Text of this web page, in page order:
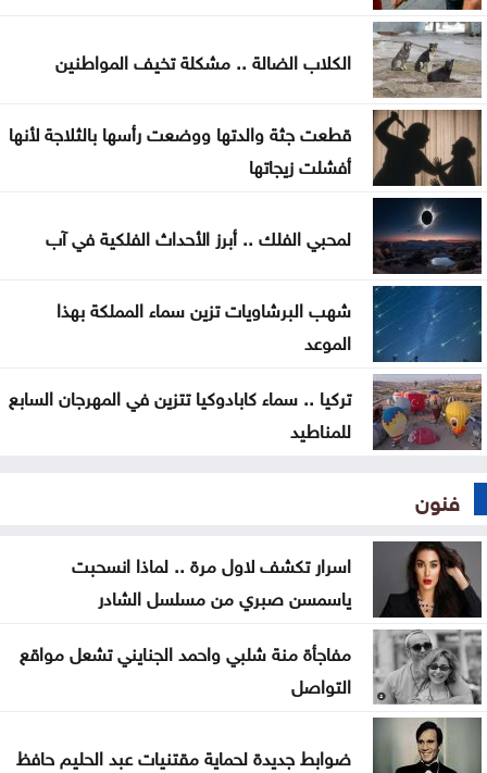
تخفيض عدد أعضاء مجلس التعليم العالي ومجالس
الأمناء
توافق مبدئي على آلية تعيين المدير التنفيذي للبلديات
اليرموك تطلق اسم اليوبيل الذهبي على خريجي الفوج
47 من طلبتها
تعيين سفيرين جديدين لبيلاروس والبيرو غير مقيمين
الكلاب الضالة .. مشكلة تخيف المواطنين
قطعت جثة والدتها ووضعت رأسها بالثلاجة لأنها
أفشلت زيجاتها
لمحبي الفلك .. أبرز الأحداث الفلكية في آب
شهب البرشاويات تزين سماء المملكة بهذا
الموعد
تركيا .. سماء كابادوكيا تتزين في المهرجان السابع
للمناطيد
فنون
اسرار تكشف لاول مرة .. لماذا انسحبت
ياسمسن صبري من مسلسل الشادر
مفاجأة منة شلبي واحمد الجنايني تشعل مواقع
التواصل
ضوابط جديدة لحماية مقتنيات عبد الحليم حافظ